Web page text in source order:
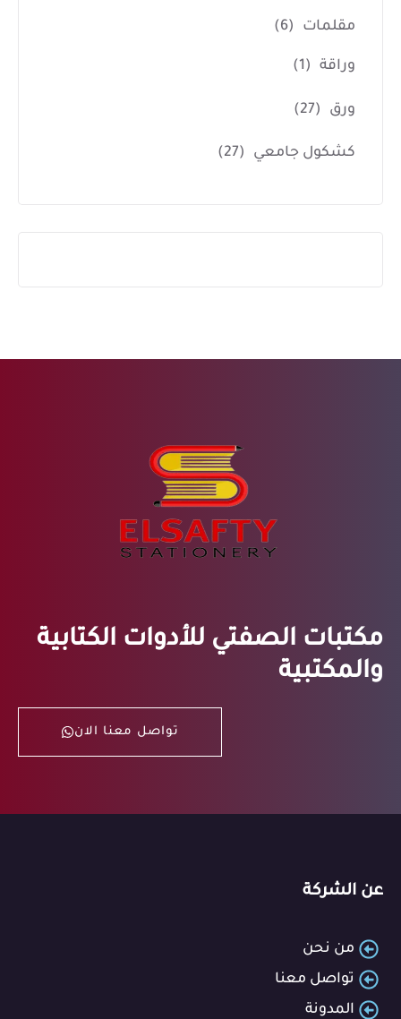
مقلمات (6)
وراقة (1)
ورق (27)
كشكول جامعي (27)
مكتبات الصفتي للأدوات الكتابية
والمكتبية
تواصل معنا الان
عن الشركة
من نحن
تواصل معنا
المدونة